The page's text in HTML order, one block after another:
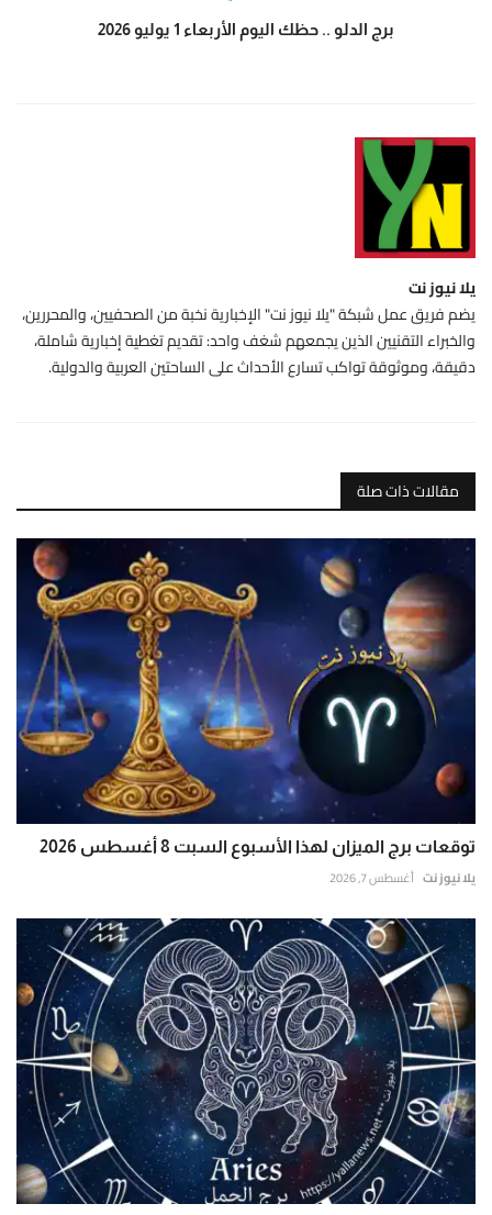
برج الدلو .. حظك اليوم الأربعاء 1 يوليو 2026
يلا نيوز نت
يضم فريق عمل شبكة "يلا نيوز نت" الإخبارية نخبة من الصحفيين، والمحررين،
والخبراء التقنيين الذين يجمعهم شغف واحد: تقديم تغطية إخبارية شاملة،
دقيقة، وموثوقة تواكب تسارع الأحداث على الساحتين العربية والدولية.
مقالات ذات صلة
توقعات برج الميزان لهذا الأسبوع السبت 8 أغسطس 2026
يلا نيوز نت أغسطس 7, 2026